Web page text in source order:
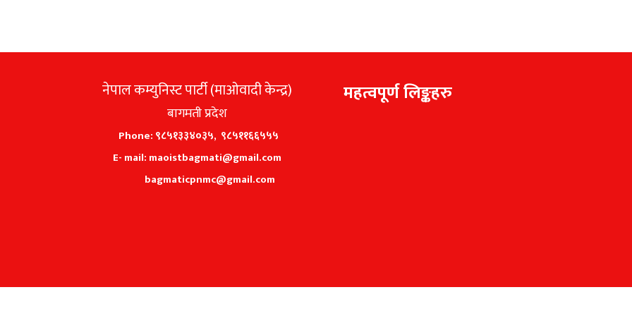
नेपाल कम्युनिस्ट पार्टी (माओवादी केन्द्र)
बागमती प्रदेश
Phone: ९८५१३३४०३५, ९८५११६६५५५
E- mail: maoistbagmati@gmail.com
bagmaticpnmc@gmail.com
महत्वपूर्ण लिङ्कहरु